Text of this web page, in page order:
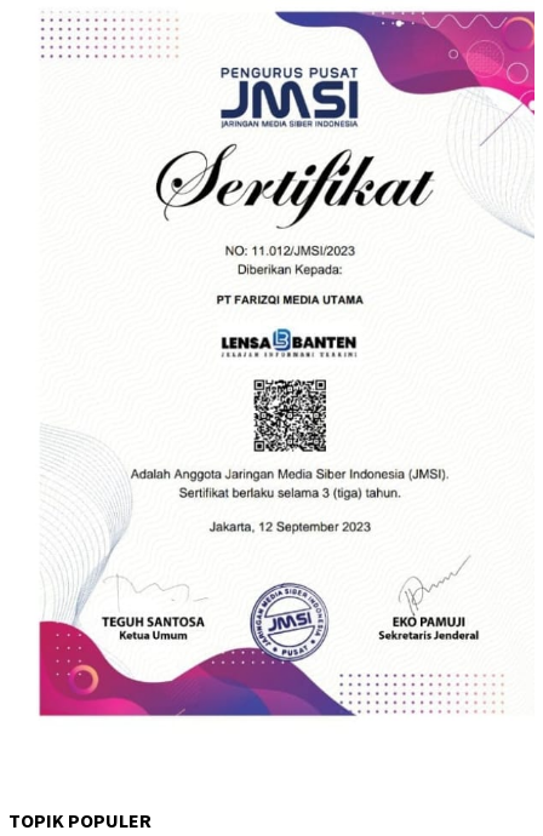
TOPIK POPULER